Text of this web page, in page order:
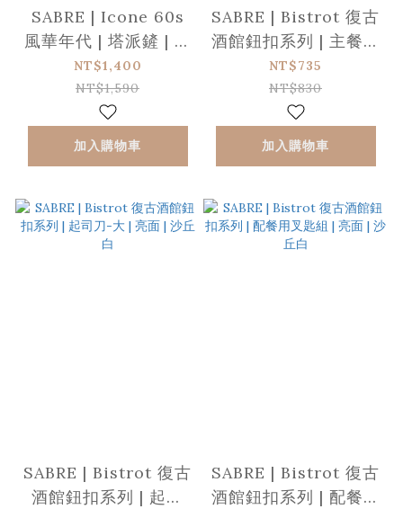
SABRE | Icone 60s
風華年代 | 塔派鏟 | 珍
珠白
NT$1,400
NT$1,590
加入購物車
SABRE | Bistrot 復古
酒館鈕扣系列 | 主餐湯
匙 | 亮面 | 沙丘白
NT$735
NT$830
加入購物車
SABRE | Bistrot 復古
酒館鈕扣系列 | 起司
SABRE | Bistrot 復古
酒館鈕扣系列 | 配餐用